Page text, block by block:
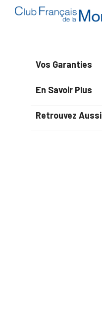
Vos Garanties
En Savoir Plus
Retrouvez Aussi